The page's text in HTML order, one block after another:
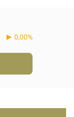
0,00%